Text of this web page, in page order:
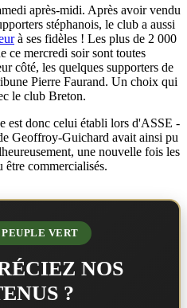
après-midi. Après avoir vendu
stéphanois, le club a aussi
à ses fidèles ! Les plus de 2 000
ce mercredi soir sont toutes
côté, les quelques supporters de
Pierre Faurand. Un choix qui
le club Breton.
est donc celui établi lors d'ASSE -
Geoffroy-Guichard avait ainsi pu
une nouvelle fois les
commercialisés.
VERT
NOS
?